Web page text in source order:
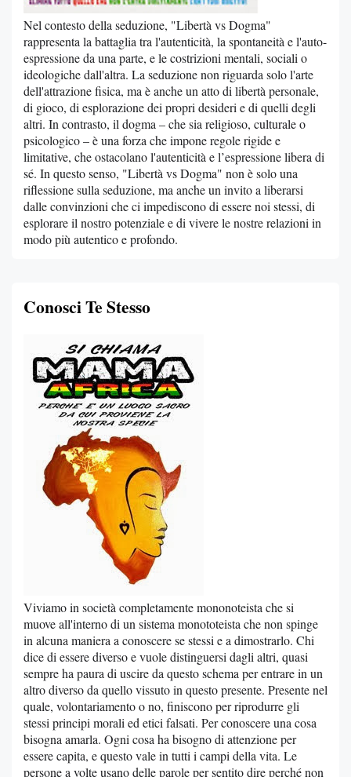
Nel contesto della seduzione, "Libertà vs Dogma"
rappresenta la battaglia tra l'autenticità, la spontaneità e l'auto-
espressione da una parte, e le costrizioni mentali, sociali o
ideologiche dall'altra. La seduzione non riguarda solo l'arte
dell'attrazione fisica, ma è anche un atto di libertà personale,
di gioco, di esplorazione dei propri desideri e di quelli degli
altri. In contrasto, il dogma – che sia religioso, culturale o
psicologico – è una forza che impone regole rigide e
limitative, che ostacolano l'autenticità e l’espressione libera di
sé. In questo senso, "Libertà vs Dogma" non è solo una
riflessione sulla seduzione, ma anche un invito a liberarsi
dalle convinzioni che ci impediscono di essere noi stessi, di
esplorare il nostro potenziale e di vivere le nostre relazioni in
modo più autentico e profondo.
Conosci Te Stesso
Viviamo in società completamente mononoteista che si
muove all'interno di un sistema monototeista che non spinge
in alcuna maniera a conoscere se stessi e a dimostrarlo. Chi
dice di essere diverso e vuole distinguersi dagli altri, quasi
sempre ha paura di uscire da questo schema per entrare in un
altro diverso da quello vissuto in questo presente. Presente nel
quale, volontariamento o no, finiscono per riprodurre gli
stessi principi morali ed etici falsati. Per conoscere una cosa
bisogna amarla. Ogni cosa ha bisogno di attenzione per
essere capita, e questo vale in tutti i campi della vita. Le
persone a volte usano delle parole per sentito dire perché non